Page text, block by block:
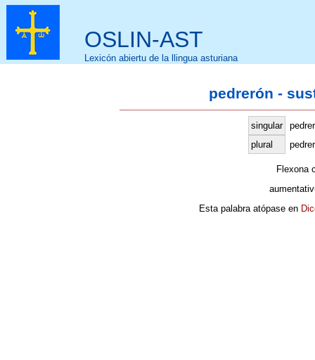
OSLIN-AST
Lexicón abiertu de la llingua asturiana
pedrerón -
singular
plural
Flexona
Esta palabra atópase en